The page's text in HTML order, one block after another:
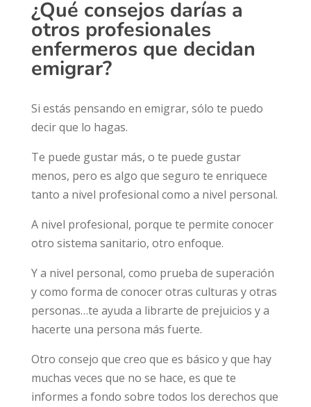
¿Qué consejos darías a
otros profesionales
enfermeros que decidan
emigrar?
Si estás pensando en emigrar, sólo te puedo
decir que lo hagas.
Te puede gustar más, o te puede gustar
menos, pero es algo que seguro te enriquece
tanto a nivel profesional como a nivel personal.
A nivel profesional, porque te permite conocer
otro sistema sanitario, otro enfoque.
Y a nivel personal, como prueba de superación
y como forma de conocer otras culturas y otras
personas…te ayuda a librarte de prejuicios y a
hacerte una persona más fuerte.
Otro consejo que creo que es básico y que hay
muchas veces que no se hace, es que te
informes a fondo sobre todos los derechos que